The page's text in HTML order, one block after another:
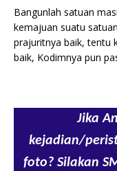
Bangunlah satuan
kemajuan suatu
prajuritnya baik, tentu
baik, Kodimnya pun
Jika
kejadian/
foto? Silakan